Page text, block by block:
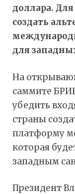
доллара.
создать
для
На
саммите
убедить
страны
платформу
которая
западным
Президент